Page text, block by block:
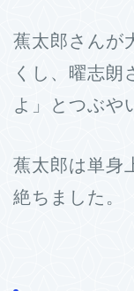
蕉太郎さんが
くし、曜志朗
よ」とつぶや
蕉太郎は単身
絶ちました。